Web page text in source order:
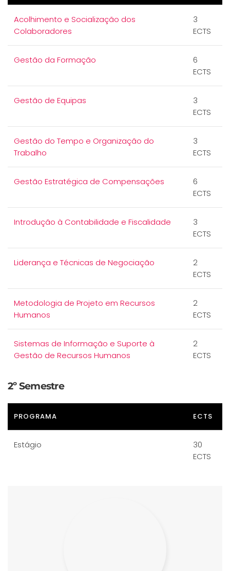
Acolhimento e Socialização dos
Colaboradores
3
ECTS
Gestão da Formação
6
ECTS
Gestão de Equipas
3
ECTS
Gestão do Tempo e Organização do
Trabalho
3
ECTS
Gestão Estratégica de Compensações
6
ECTS
Introdução à Contabilidade e Fiscalidade
3
ECTS
Liderança e Técnicas de Negociação
2
ECTS
Metodologia de Projeto em Recursos
Humanos
2
ECTS
Sistemas de Informação e Suporte à
Gestão de Recursos Humanos
2
ECTS
2º Semestre
PROGRAMA ECTS
Estágio
30
ECTS